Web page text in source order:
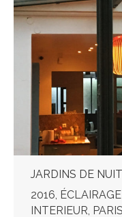
JARDINS DE
2016
INTERIEUR PARIS